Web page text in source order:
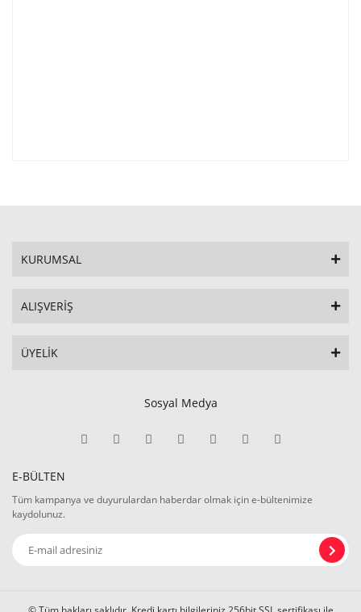
KURUMSAL
ALIŞVERİŞ
ÜYELİK
Sosyal Medya
E-BÜLTEN
Tüm kampanya ve duyurulardan haberdar olmak için e-bültenimize
kaydolunuz.